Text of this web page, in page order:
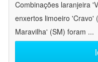
Combinações laranjeira
enxertos limoeiro 'Cravo'
Maravilha' (SM) foram ...